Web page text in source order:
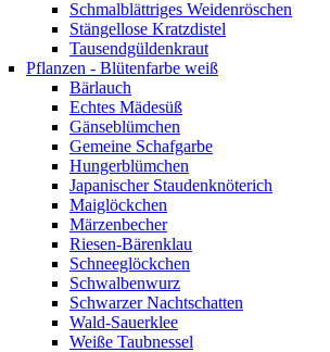
Schmalblättriges Weidenröschen
Stängellose Kratzdistel
Tausendgüldenkraut
Pflanzen - Blütenfarbe weiß
Bärlauch
Echtes Mädesüß
Gänseblümchen
Gemeine Schafgarbe
Hungerblümchen
Japanischer Staudenknöterich
Maiglöckchen
Märzenbecher
Riesen-Bärenklau
Schneeglöckchen
Schwalbenwurz
Schwarzer Nachtschatten
Wald-Sauerklee
Weiße Taubnessel